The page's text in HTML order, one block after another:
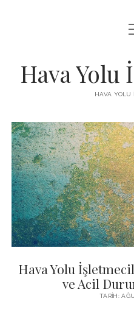
INSTAGRAM
SAYFA
ÜCRETSIZ
Hava
HAVA YOLU
Hava
Yolu
İşletmeciliği
Yazılar
Hava Yolu
ve Acil
TARIH: